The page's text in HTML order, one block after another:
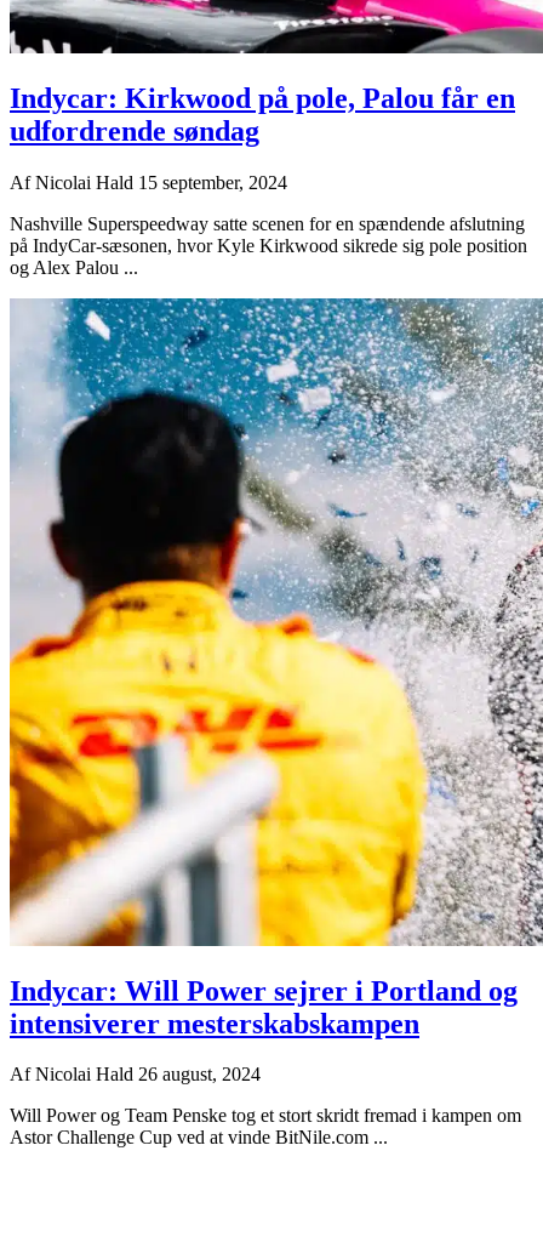
Indycar: Kirkwood på pole, Palou får en
udfordrende søndag
AfNicolai Hald 15 september, 2024
Nashville Superspeedway satte scenen for en spændende afslutning
på IndyCar-sæsonen, hvor Kyle Kirkwood sikrede sig pole position
og Alex Palou ...
Indycar: Will Power sejrer i Portland og
intensiverer mesterskabskampen
AfNicolai Hald 26 august, 2024
Will Power og Team Penske tog et stort skridt fremad i kampen om
Astor Challenge Cup ved at vinde BitNile.com ...